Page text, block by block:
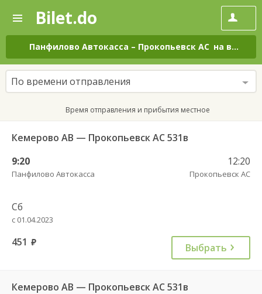
—
Поиск
и
покупка
билетов
на
автобус
онлайн
Bilet.do
Панфилово Автокасса – Прокопьевск АС на все дни
По времени отправления
Время отправления и прибытия местное
Кемерово АВ — Прокопьевск АС 531в
9:20
Панфилово Автокасса
12:20
Прокопьевск АС
Сб
с 01.04.2023
451 руб. Выбрать
Кемерово АВ — Прокопьевск АС 531в